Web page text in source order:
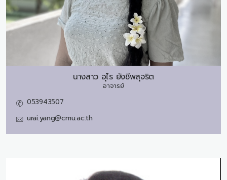
นางสาว อุไร ยังชีพสุจริต
อาจารย์
053943507
urai.yang@cmu.ac.th